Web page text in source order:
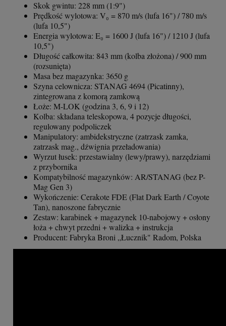
Skok gwintu: 228 mm (1:9")
Prędkość wylotowa: V₀ = 870 m/s (lufa 16") / 780 m/s
(lufa 10,5")
Energia wylotowa: E₀ = 1600 J (lufa 16") / 1210 J (lufa
10,5")
Długość całkowita: 843 mm (kolba złożona) / 900 mm
(rozsunięta)
Masa bez magazynka: 3650 g
Szyna celownicza: STANAG 4694 (Picatinny),
zintegrowana z komorą zamkową
Łoże: M-LOK (godzina 3, 6, 9 i 12)
Kolba: składana teleskopowa, 4 pozycje długości,
regulowany podpoliczek
Manipulatory: ambidekstryczne (zatrzask zamka,
zatrzask mag., dźwignia przeładowania)
Wyrzut łusek: przestawialny (lewy/prawy), narzędziami
z przybornika
Kompatybilność magazynków: AR/STANAG (bez P-
Mag Gen 3)
Wykończenie: Cerakote FDE (Flat Dark Earth / Coyote
Tan), nanoszone fabrycznie
Zestaw: karabinek + magazynek 10-nabojowy + osłony
łoża + chwyt przedni + walizka + instrukcja
Producent: Fabryka Broni „Łucznik" Radom, Polska